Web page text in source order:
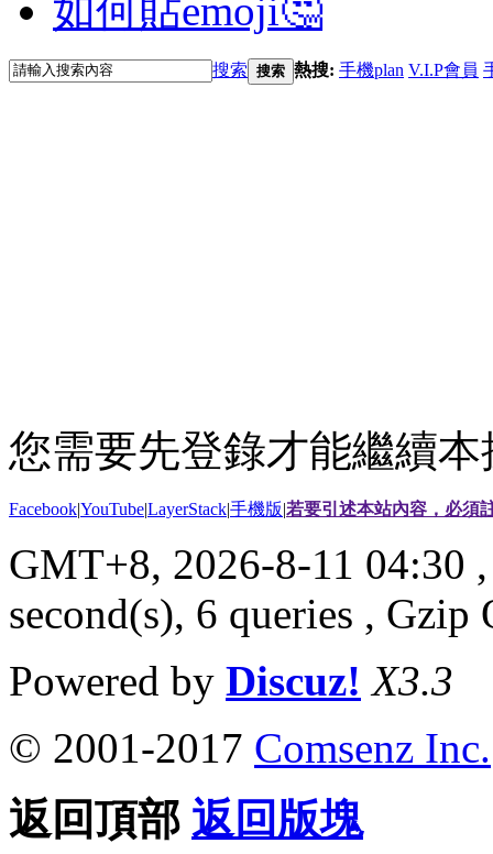
如何貼emoji🤔
搜索 搜索 熱搜: 手機plan V.I.P會員
您需要先登錄才能繼續本
Facebook|YouTube|LayerStack|手機版|若要引述本站內容，必須
GMT+8, 2026-8-11 04:30
second(s), 6 queries , Gzip
Powered by Discuz! X3.3
© 2001-2017 Comsenz Inc.
返回頂部 返回版塊